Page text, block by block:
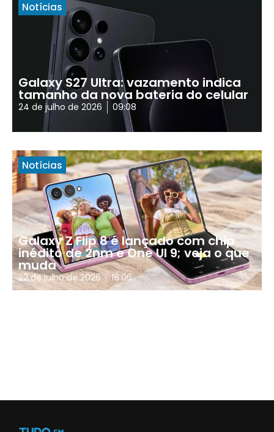
Notícias
Galaxy S27 Ultra: vazamento indica
tamanho da nova bateria do celular
24 de julho de 2026 09:08
Notícias
Galaxy Z Flip 8 é lançado com chip
inédito de 2nm e One UI 9; veja o que
muda
22 de julho de 2026 18:06